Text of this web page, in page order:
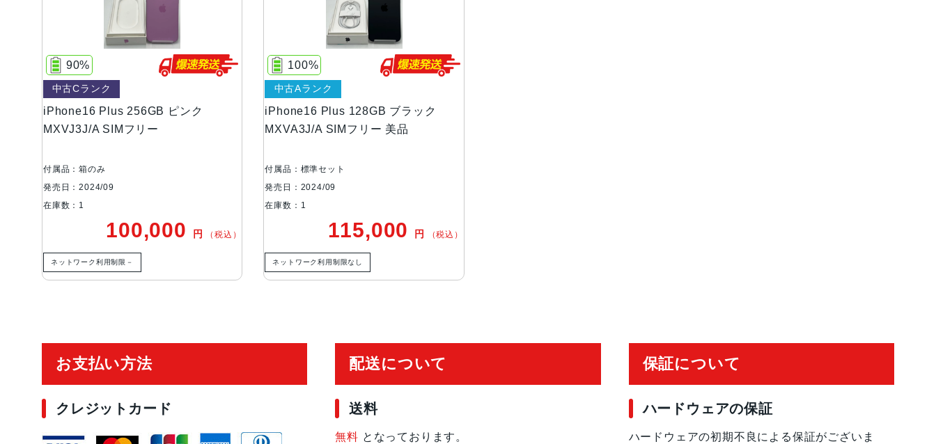
サイズ・重さ
液晶
デ ィ ス プ レ イ
防沫性能、耐水性
能、防塵性能
カメラ
ームイン、2倍の光学ズームアウト、4倍の光学ズームレ ン ジ最大10倍のデジタルズ
2024年9月20日
iPhone16 Plus 256GB ピンク
MXVJ3J/A SIMフリー
90%
中古Cランク
付属品：箱のみ
発売日：2024/09
在庫数：1
100,000 円 （税込）
ネットワーク利用制限－
iPhone16 Plus 128GB ブラック
MXVA3J/A SIMフリー 美品
100%
中古Aランク
付属品：標準セット
発売日：2024/09
在庫数：1
115,000 円 （税込）
ネットワーク利用制限なし
お支払い方法
クレジットカード
配送について
送料
無料 となっております。
保証について
ハードウェアの保証
ハードウェアの初期不良による保証がございま